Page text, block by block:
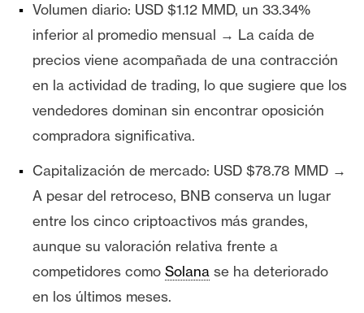
c
u
r
s
o
C
o
n
t
c
t
Volumen diario: USD $1.12 MMD, un 33.34%
inferior al promedio mensual → La caída de
precios viene acompañada de una contracción
en la actividad de trading, lo que sugiere que los
vendedores dominan sin encontrar oposición
compradora significativa.
Capitalización de mercado: USD $78.78 MMD →
A pesar del retroceso, BNB conserva un lugar
entre los cinco criptoactivos más grandes,
aunque su valoración relativa frente a
competidores como Solana se ha deteriorado
en los últimos meses.